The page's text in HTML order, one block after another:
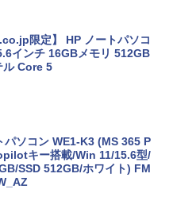
限定】 HP ノートパソコ
インチ 16GBメモリ 512GB
ル Core 5
パソコン WE1-K3 (MS 365 P
キー搭載/Win 11/15.6型/
SSD 512GB/ホワイト) FM